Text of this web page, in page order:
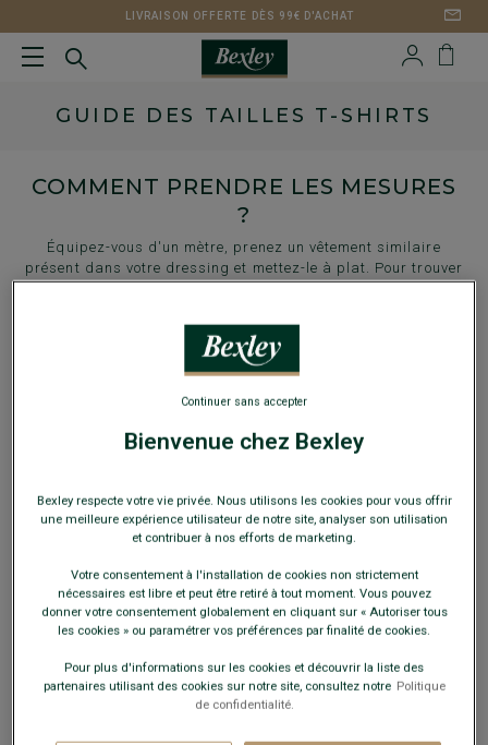
LIVRAISON OFFERTE DÈS 99€ D'ACHAT
GUIDE DES TAILLES T-SHIRTS
COMMENT PRENDRE LES MESURES
?
Équipez-vous d'un mètre, prenez un vêtement similaire
présent dans votre dressing et mettez-le à plat. Pour trouver
T-SHIRT - EDGAR III - ENIAS
POINTS DE MESURES).
Bienvenue chez Bexley
Bexley respecte votre vie privée. Nous utilisons les cookies pour vous offrir
une meilleure expérience utilisateur de notre site, analyser son utilisation
et contribuer à nos efforts de marketing.
Votre consentement à l'installation de cookies non strictement
nécessaires est libre et peut être retiré à tout moment. Vous pouvez
donner votre consentement globalement en cliquant sur « Autoriser tous
les cookies » ou paramétrer vos préférences par finalité de cookies.
Pour plus d'informations sur les cookies et découvrir la liste des
partenaires utilisant des cookies sur notre site, consultez notre Politique
de confidentialité.
Continuer sans accepter